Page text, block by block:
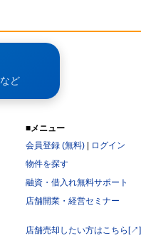
ど
■メニュー
会員登録 (無料)|
ログイン
物件を探す
融資・借入れ無料サポート
店舗開業・経営セミナー
店舗売却したい方はこちら[↗]